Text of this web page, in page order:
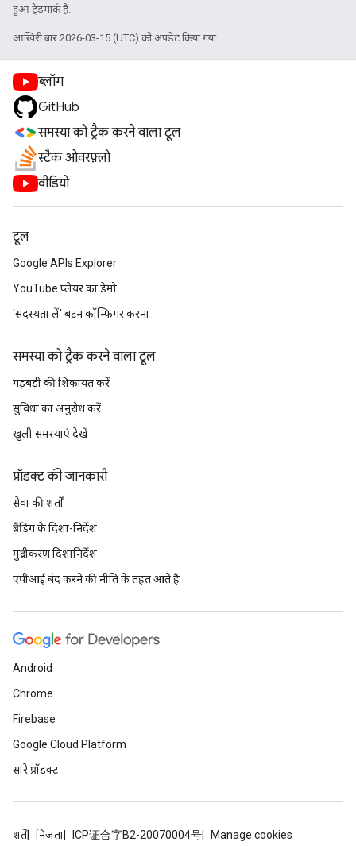
हुआ ट्रेडमार्क है.
आखिरी बार 2026-03-15 (UTC) को अपडेट किया गया.
ब्लॉग
GitHub
समस्या को ट्रैक करने वाला टूल
स्टैक ओवरफ़्लो
वीडियो
टूल
Google APIs Explorer
YouTube प्लेयर का डेमो
'सदस्यता लें' बटन कॉन्फ़िगर करना
समस्या को ट्रैक करने वाला टूल
गड़बड़ी की शिकायत करें
सुविधा का अनुरोध करें
खुली समस्याएं देखें
प्रॉडक्ट की जानकारी
सेवा की शर्तों
ब्रैंडिंग के दिशा-निर्देश
मुद्रीकरण दिशानिर्देश
एपीआई बंद करने की नीति के तहत आते हैं
Android
Chrome
Firebase
Google Cloud Platform
सारे प्रॉडक्ट
शर्तें निजता ICP证合字B2-20070004号 Manage cookies